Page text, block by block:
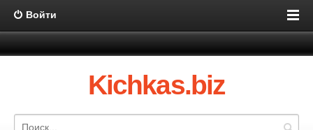
Войти
Kichkas.biz